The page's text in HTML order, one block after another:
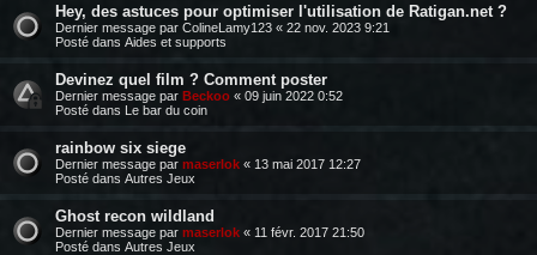
Hey, des astuces pour optimiser l'utilisation de Ratigan.net ?
Dernier message par ColineLamy123 « 22 nov. 2023 9:21
Posté dans Aides et supports
Devinez quel film ? Comment poster
Dernier message par Beckoo « 09 juin 2022 0:52
Posté dans Le bar du coin
rainbow six siege
Dernier message par maserlok « 13 mai 2017 12:27
Posté dans Autres Jeux
Ghost recon wildland
Dernier message par maserlok « 11 févr. 2017 21:50
Posté dans Autres Jeux